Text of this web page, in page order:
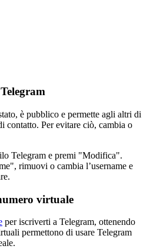
è pubblico e permette agli altri di
contatto. Per evitare ciò, cambia o
Telegram e premi "Modifica".
rimuovi o cambia l’username e
virtuale
per iscriverti a Telegram, ottenendo
permettono di usare Telegram